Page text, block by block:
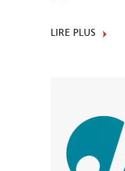
LIRE PLUS